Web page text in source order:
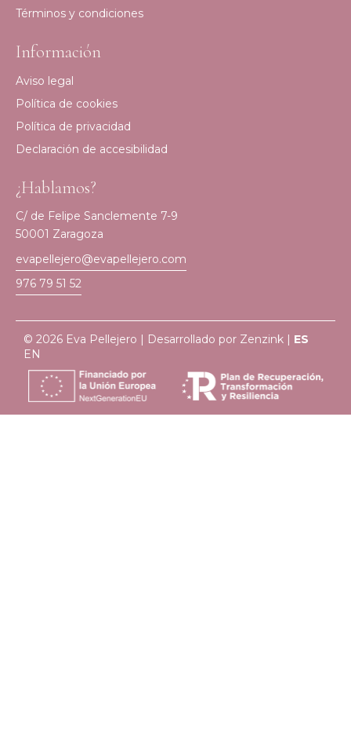
Términos y condiciones
Información
Aviso legal
Política de cookies
Política de privacidad
Declaración de accesibilidad
¿Hablamos?
C/ de Felipe Sanclemente 7-9
50001 Zaragoza
evapellejero@evapellejero.com
976 79 51 52
© 2026 Eva Pellejero | Desarrollado por Zenzink | ES
EN